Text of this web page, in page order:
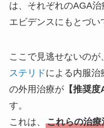
は、それぞれのAGA
エビデンスにもとづい
ここで見逃せないのが、
ステリドによる内服治
の外用治療が【推奨度
す。
これは、 これらの治